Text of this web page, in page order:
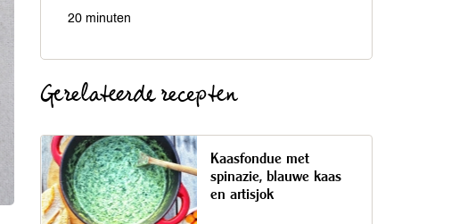
20 minuten
Gerelateerde recepten
Kaasfondue met
spinazie, blauwe kaas
en artisjok